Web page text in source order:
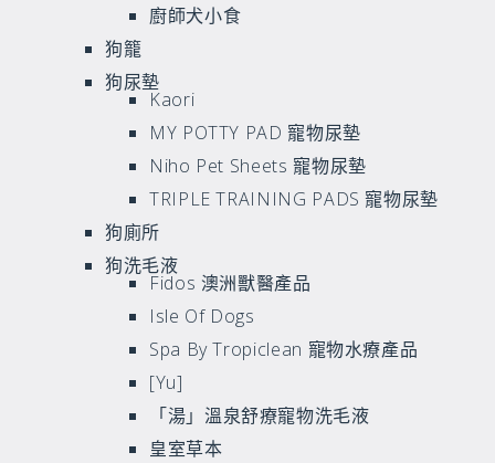
廚師犬小食
狗籠
狗尿墊
Kaori
MY POTTY PAD 寵物尿墊
Niho Pet Sheets 寵物尿墊
TRIPLE TRAINING PADS 寵物尿墊
狗廁所
狗洗毛液
Fidos 澳洲獸醫產品
Isle Of Dogs
Spa By Tropiclean 寵物水療產品
[Yu]
「湯」溫泉舒療寵物洗毛液
皇室草本